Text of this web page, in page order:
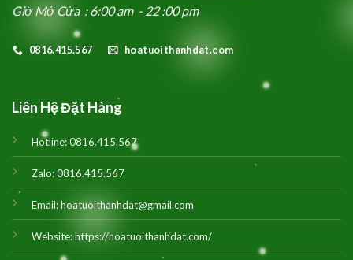
Giờ Mở Cửa : 6:00 am - 22 :00 pm
0816.415.567 hoatuoithanhdat.com
Liên Hệ Đặt Hàng
Hotline:0816.415.567
Zalo:0816.415.567
Email:hoatuoithanhdat@gmail.com
Website:https://hoatuoithanhdat.com/